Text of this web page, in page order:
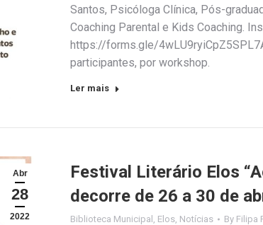
Santos, Psicóloga Clínica, Pós-
Coaching Parental e Kids Coaching.
https://forms.gle/
participantes, por workshop.
Ler mais
Abr
28
2022
Festival Literário Elos
decorre de 26 a 30 de
Biblioteca Municipal Elos Notícias By Filipa